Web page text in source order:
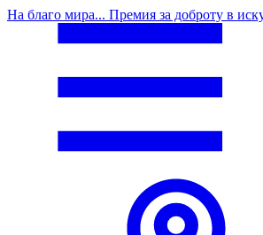
На благо мира... Премия за доброту в